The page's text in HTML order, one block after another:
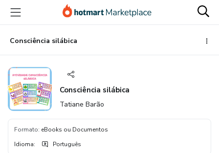
para
conteúdo
principal
para
pagamento
para
rodapéConsciência silábica
Consciência silábica
Tatiane Barão
Formato: eBooks ou Documentos
Idioma: Português